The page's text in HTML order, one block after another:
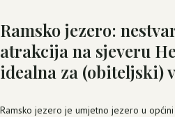
Ramsko jezero:
atrakcija na sjeveru
idealna za (obiteljski)
Ramsko jezero je umjetno jezero u